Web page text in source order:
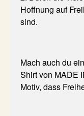
Hoffnung auf
sind.
Mach auch du
Shirt von MADE
Motiv, dass